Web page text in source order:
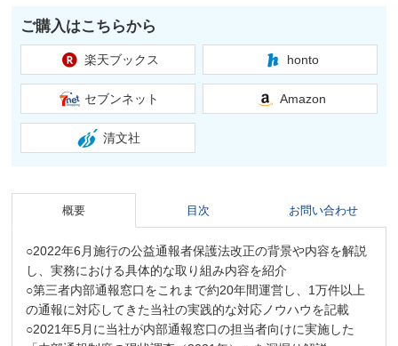
ご購入はこちらから
楽天ブックス honto
セブンネット Amazon
清文社
概要 目次 お問い合わせ
○2022年6月施行の公益通報者保護法改正の背景や内容を解説
し、実務における具体的な取り組み内容を紹介
○第三者内部通報窓口をこれまで約20年間運営し、1万件以上
の通報に対応してきた当社の実践的な対応ノウハウを記載
○2021年5月に当社が内部通報窓口の担当者向けに実施した